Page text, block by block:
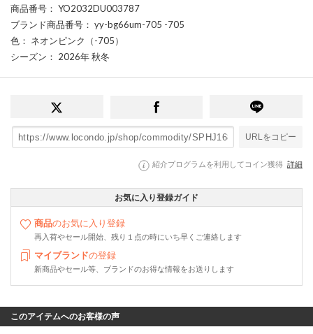
商品番号 ： YO2032DU003787
ブランド商品番号 ： yy-bg66um-705 -705
色 ： ネオンピンク（-705）
シーズン ： 2026年 秋冬
URLをコピー
紹介プログラムを利用してコイン獲得 詳細
お気に入り登録ガイド
商品のお気に入り登録
再入荷やセール開始、残り１点の時にいち早くご連絡します
マイブランドの登録
新商品やセール等、ブランドのお得な情報をお送りします
このアイテムへのお客様の声